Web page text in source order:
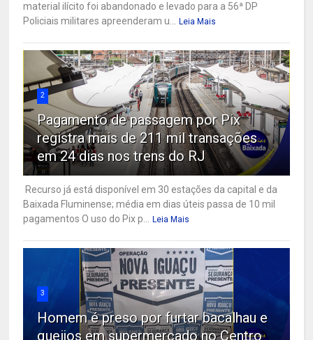
material ilícito foi abandonado e levado para a 56ª DP
Policiais militares apreenderam u... Leia Mais
2
Pagamento de passagem por Pix
registra mais de 211 mil transações
em 24 dias nos trens do RJ
Recurso já está disponível em 30 estações da capital e da
Baixada Fluminense; média em dias úteis passa de 10 mil
pagamentos O uso do Pix p... Leia Mais
3
Homem é preso por furtar bacalhau e
queijos em supermercado no Centro